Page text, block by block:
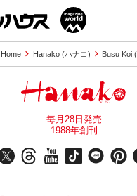
Home Hanako (ハナコ) Busu Koi
毎月28日発売
1988年創刊